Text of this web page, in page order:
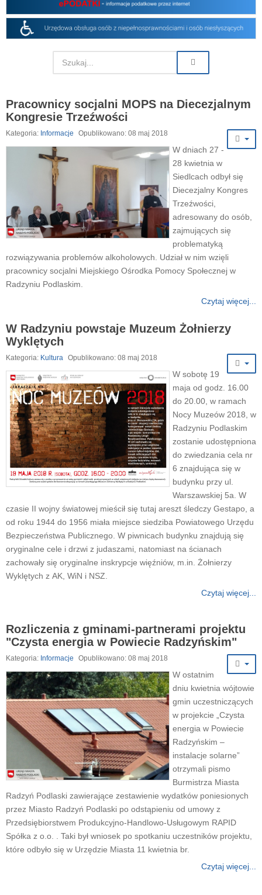
Pracownicy socjalni MOPS na Diecezjalnym
Kongresie Trzeźwości
Kategoria: Informacje Opublikowano: 08 maj 2018
W dniach 27 -
28 kwietnia w
Siedlcach odbył się
Diecezjalny Kongres
Trzeźwości,
adresowany do osób,
zajmujących się
problematyką
rozwiązywania problemów alkoholowych. Udział w nim wzięli
pracownicy socjalni Miejskiego Ośrodka Pomocy Społecznej w
Radzyniu Podlaskim.
Czytaj więcej...
W Radzyniu powstaje Muzeum Żołnierzy
Wyklętych
Kategoria: Kultura Opublikowano: 08 maj 2018
W sobotę 19
maja od godz. 16.00
do 20.00, w ramach
Nocy Muzeów 2018, w
Radzyniu Podlaskim
zostanie udostępniona
do zwiedzania cela nr
6 znajdująca się w
budynku przy ul.
Warszawskiej 5a. W
czasie II wojny światowej mieścił się tutaj areszt śledczy Gestapo, a
od roku 1944 do 1956 miała miejsce siedziba Powiatowego Urzędu
Bezpieczeństwa Publicznego. W piwnicach budynku znajdują się
oryginalne cele i drzwi z judaszami, natomiast na ścianach
zachowały się oryginalne inskrypcje więźniów, m.in. Żołnierzy
Wyklętych z AK, WiN i NSZ.
Czytaj więcej...
Rozliczenia z gminami-partnerami projektu
"Czysta energia w Powiecie Radzyńskim"
Kategoria: Informacje Opublikowano: 08 maj 2018
W ostatnim
dniu kwietnia wójtowie
gmin uczestniczących
w projekcie „Czysta
energia w Powiecie
Radzyńskim –
instalacje solarne”
otrzymali pismo
Burmistrza Miasta
Radzyń Podlaski zawierające zestawienie wydatków poniesionych
przez Miasto Radzyń Podlaski po odstąpieniu od umowy z
Przedsiębiorstwem Produkcyjno-Handlowo-Usługowym RAPID
Spółka z o.o. . Taki był wniosek po spotkaniu uczestników projektu,
które odbyło się w Urzędzie Miasta 11 kwietnia br.
Czytaj więcej...